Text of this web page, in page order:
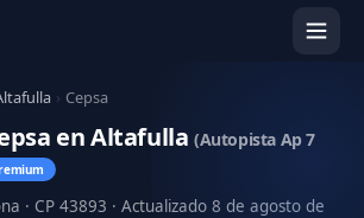
› Cepsa
en Altafulla (Autopista Ap 7
· CP 43893 · Actualizado 8 de agosto de